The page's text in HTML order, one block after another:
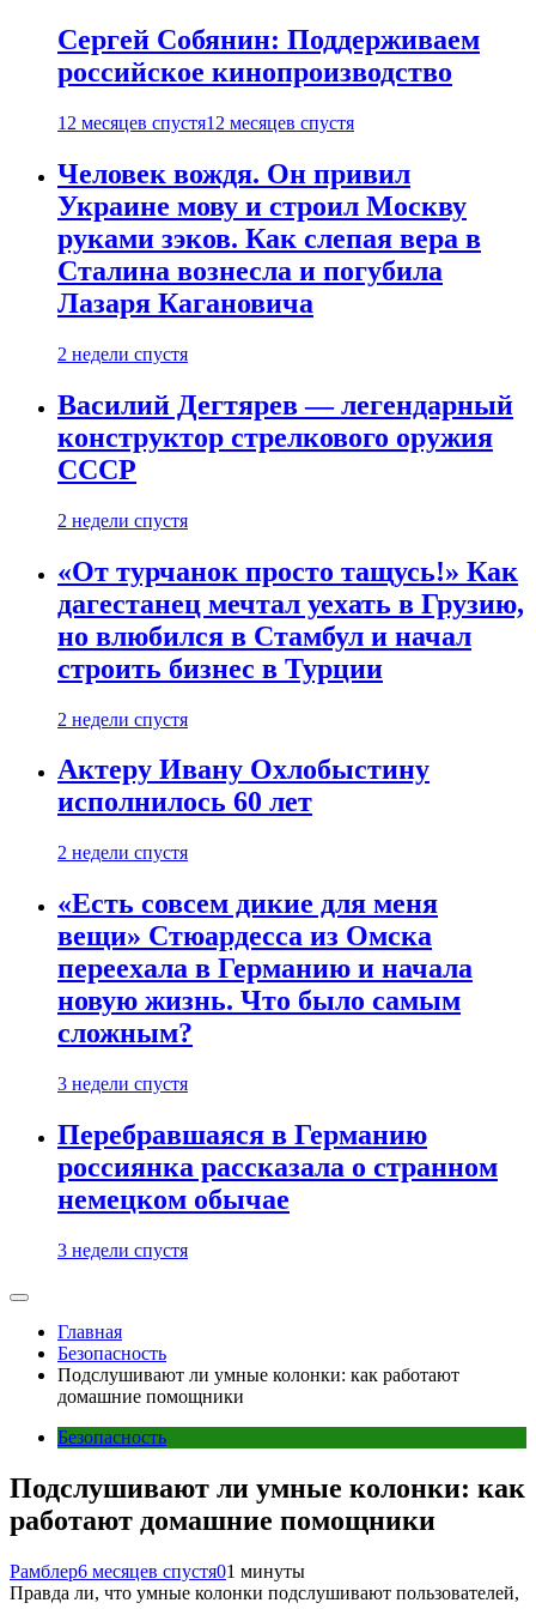
Сергей Собянин: Поддерживаем
российское кинопроизводство
12 месяцев спустя12 месяцев спустя
Человек вождя. Он привил
Украине мову и строил Москву
руками зэков. Как слепая вера в
Сталина вознесла и погубила
Лазаря Кагановича
2 недели спустя
Василий Дегтярев — легендарный
конструктор стрелкового оружия
СССР
2 недели спустя
«От турчанок просто тащусь!» Как
дагестанец мечтал уехать в Грузию,
но влюбился в Стамбул и начал
строить бизнес в Турции
2 недели спустя
Актеру Ивану Охлобыстину
исполнилось 60 лет
2 недели спустя
«Есть совсем дикие для меня
вещи» Стюардесса из Омска
переехала в Германию и начала
новую жизнь. Что было самым
сложным?
3 недели спустя
Перебравшаяся в Германию
россиянка рассказала о странном
немецком обычае
3 недели спустя
Главная
Безопасность
Подслушивают ли умные колонки: как работают
домашние помощники
Безопасность
Подслушивают ли умные колонки: как
работают домашние помощники
Рамблер6 месяцев спустя01 минуты
Правда ли, что умные колонки подслушивают пользователей,